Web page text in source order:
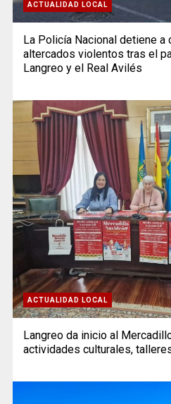
ACTUALIDAD LOCAL
La Policía Nacional detiene
altercados violentos tras el
Langreo y el Real Avilés
ACTUALIDAD LOCAL
Langreo da inicio al
actividades culturales,